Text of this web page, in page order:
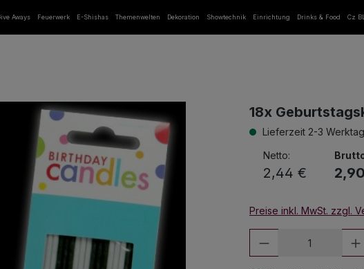
Aways Feuerwerk E-Shishas Themenwelten Dekoration Showtechnik Einrichtung Drinks & Food Cz
18x
Lieferzeit 2-3
Netto:
2,44 €
Preise inkl. MwSt. zzgl.
Produkt